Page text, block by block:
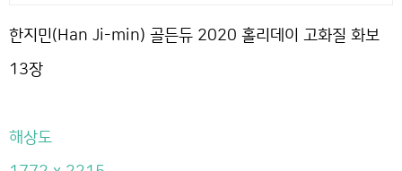
한지민(Han Ji-min) 골든듀 2020 홀리데이 고화질 화보
13장
해상도